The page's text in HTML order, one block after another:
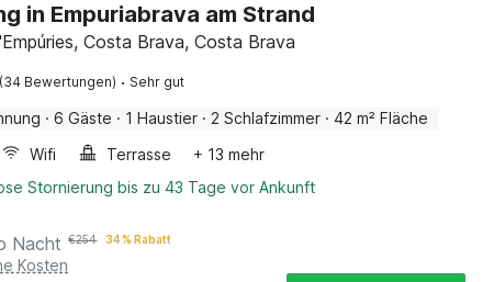
in Empuriabrava am Strand
Costa Brava, Costa Brava
(34 Bewertungen) · Sehr gut
· 6 Gäste · 1 Haustier · 2 Schlafzimmer · 42 m² Fläche
Wifi Terrasse
+ 13 mehr
Stornierung bis zu 43 Tage vor Ankunft
Nacht €254 34 % Rabatt
Kosten